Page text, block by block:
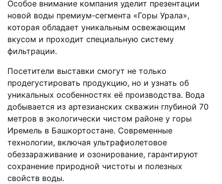
Особое внимание компания уделит презентации
новой воды премиум-сегмента «Горы Урала»,
которая обладает уникальным освежающим
вкусом и проходит специальную систему
фильтрации.
Посетители выставки смогут не только
продегустировать продукцию, но и узнать об
уникальных особенностях её производства. Вода
добывается из артезианских скважин глубиной 70
метров в экологически чистом районе у горы
Иремель в Башкортостане. Современные
технологии, включая ультрафиолетовое
обеззараживание и озонирование, гарантируют
сохранение природной чистоты и полезных
свойств воды.